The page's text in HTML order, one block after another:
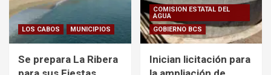
LOS CABOS MUNICIPIOS
Se prepara La Ribera
COMISION ESTATAL DEL
AGUA
GOBIERNO BCS
Inician licitación para